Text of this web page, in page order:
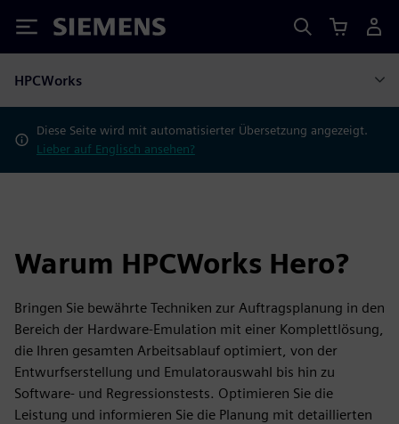
Siemens
HPCWorks
Diese Seite wird mit automatisierter Übersetzung angezeigt.
Lieber auf Englisch ansehen?
Warum HPCWorks Hero?
Bringen Sie bewährte Techniken zur Auftragsplanung in den
Bereich der Hardware-Emulation mit einer Komplettlösung,
die Ihren gesamten Arbeitsablauf optimiert, von der
Entwurfserstellung und Emulatorauswahl bis hin zu
Software- und Regressionstests. Optimieren Sie die
Leistung und informieren Sie die Planung mit detaillierten